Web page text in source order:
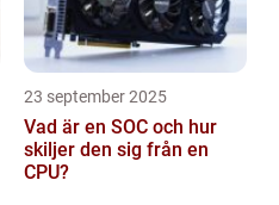
23 september 2025
Vad är en SOC och hur
skiljer den sig från en
CPU?